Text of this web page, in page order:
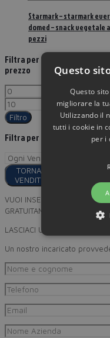
Starmark – starmark
domed – snack vegetale
pezzi
Filtra per
prezzo
Filtro
Filtra per
TORNA AI
VENDITORI
VUOI INSERIRE I TUOI
GRATUITAMENTE SU
LASCIACI UN RECAPITO
Un nostro incaricato
Questo
Questo
migliorare la
Utilizzando il
tutti i cookie in
per i